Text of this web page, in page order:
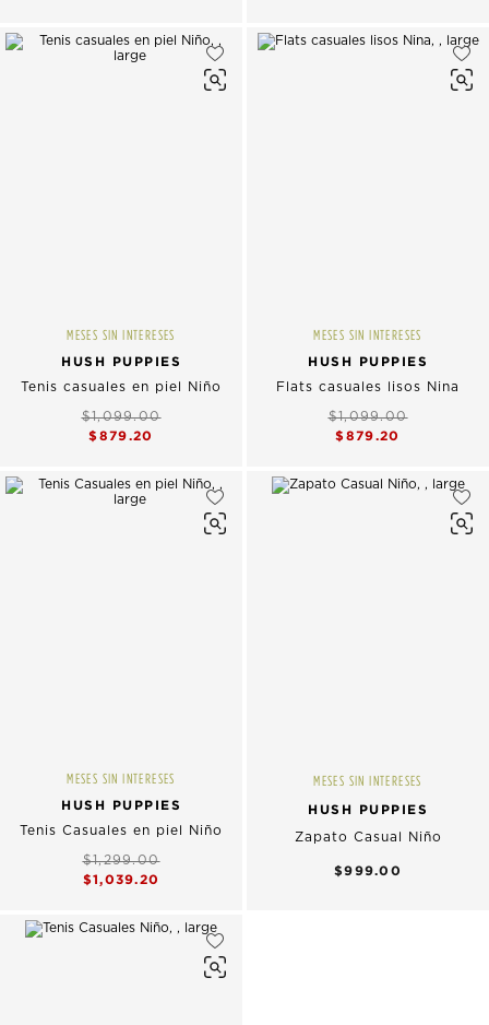
MESES SIN INTERESES
HUSH PUPPIES
Tenis casuales en piel Niño
$1,099.00
$879.20
MESES SIN INTERESES
HUSH PUPPIES
Flats casuales lisos Nina
$1,099.00
$879.20
MESES SIN INTERESES
HUSH PUPPIES
Tenis Casuales en piel Niño
$1,299.00
$1,039.20
MESES SIN INTERESES
HUSH PUPPIES
Zapato Casual Niño
$999.00